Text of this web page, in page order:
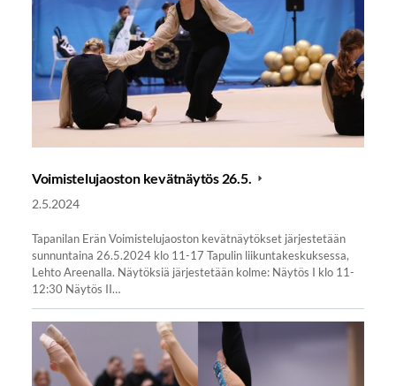
Voimistelujaoston kevätnäytös 26.5.
2.5.2024
Tapanilan Erän Voimistelujaoston kevätnäytökset järjestetään
sunnuntaina 26.5.2024 klo 11-17 Tapulin liikuntakeskuksessa,
Lehto Areenalla. Näytöksiä järjestetään kolme: Näytös I klo 11-
12:30 Näytös II…